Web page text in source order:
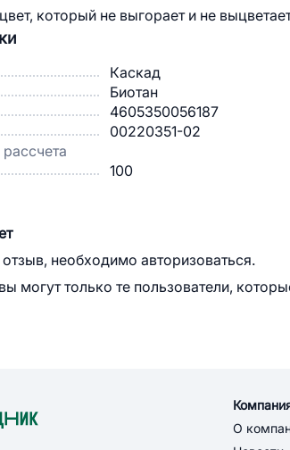
который не выгорает и не
Каскад
Биотан
4605350056187
00220351-02
100
необходимо авторизоваться.
могут только те пользователи,
О